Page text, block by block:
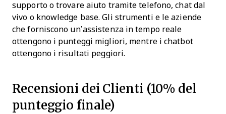
supporto o trovare aiuto tramite telefono, chat dal
vivo o knowledge base. Gli strumenti e le aziende
che forniscono un’assistenza in tempo reale
ottengono i punteggi migliori, mentre i chatbot
ottengono i risultati peggiori.
Recensioni dei Clienti (10% del
punteggio finale)